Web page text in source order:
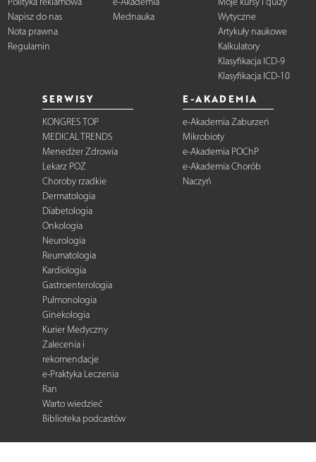
Napisz do nas
Nota prawna
Regulamin
Mednauka
Wytyczne
Artykuły naukowe
Kalkulatory
Klasyfikacja ICD-9
Klasyfikacja ICD-10
SERWISY
KONGRES TOP
MEDICAL TRENDS
Menedżer Zdrowia
Lekarz POZ
Choroby rzadkie
Dermatologia
Diabetologia
Onkologia
Neurologia
Reumatologia
Kardiologia
Gastroenterologia
Pulmonologia
Ginekologia
Kurier Medyczny
Zalecenia i
rekomendacje
e-Praktyka Leczenia
Ran
Warto wiedzieć
Biblioteka podcastów
E-AKADEMIA
e-Akademia Zaburzeń
Mikrobioty
e-Akademia POChP
e-Akademia Chorób
Naczyń